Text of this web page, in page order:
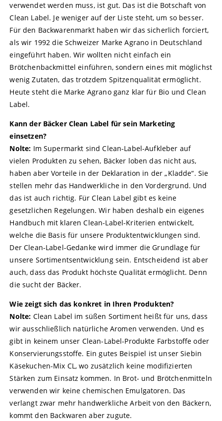
verwendet werden muss, ist gut. Das ist die Botschaft von
Clean Label. Je weniger auf der Liste steht, um so besser.
Für den Backwarenmarkt haben wir das sicherlich forciert,
als wir 1992 die Schweizer Marke Agrano in Deutschland
eingeführt haben. Wir wollten nicht einfach ein
Brötchenbackmittel einführen, sondern eines mit möglichst
wenig Zutaten, das trotzdem Spitzenqualität ermöglicht.
Heute steht die Marke Agrano ganz klar für Bio und Clean
Label.
Kann der Bäcker Clean Label für sein Marketing
einsetzen?
Nolte: Im Supermarkt sind Clean-Label-Aufkleber auf
vielen Produkten zu sehen, Bäcker loben das nicht aus,
haben aber Vorteile in der Deklaration in der „Kladde“. Sie
stellen mehr das Handwerkliche in den Vordergrund. Und
das ist auch richtig. Für Clean Label gibt es keine
gesetzlichen Regelungen. Wir haben deshalb ein eigenes
Handbuch mit klaren Clean-Label-Kriterien entwickelt,
welche die Basis für unsere Produktentwicklungen sind.
Der Clean-Label-Gedanke wird immer die Grundlage für
unsere Sortimentsentwicklung sein. Entscheidend ist aber
auch, dass das Produkt höchste Qualität ermöglicht. Denn
die sucht der Bäcker.
Wie zeigt sich das konkret in Ihren Produkten?
Nolte: Clean Label im süßen Sortiment heißt für uns, dass
wir ausschließlich natürliche Aromen verwenden. Und es
gibt in keinem unser Clean-Label-Produkte Farbstoffe oder
Konservierungsstoffe. Ein gutes Beispiel ist unser Siebin
Käsekuchen-Mix CL, wo zusätzlich keine modifizierten
Stärken zum Einsatz kommen. In Brot- und Brötchenmitteln
verwenden wir keine chemischen Emulgatoren. Das
verlangt zwar mehr handwerkliche Arbeit von den Bäckern,
kommt den Backwaren aber zugute.